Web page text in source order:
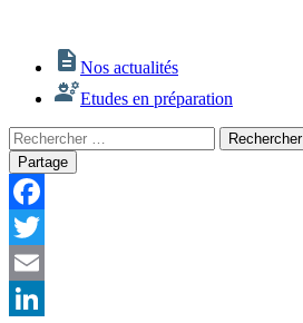
Nos actualités
Etudes en préparation
Rechercher
:
Rechercher
Partage
Facebook
Twitter
Email